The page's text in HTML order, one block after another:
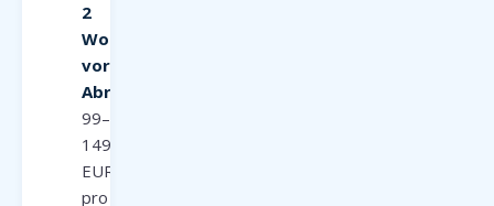
2
Wochen
vor
Abreise):
99–
149
EUR
pro